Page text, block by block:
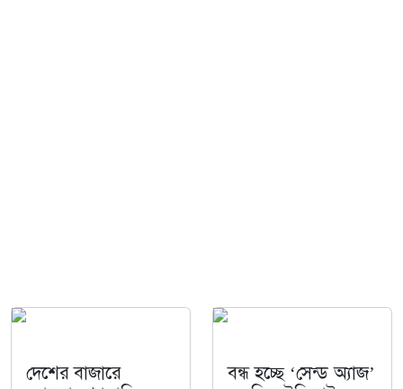
দেশের বাজারে
বন্ধ হচ্ছে ‘সেন্ড অ্যাজ’